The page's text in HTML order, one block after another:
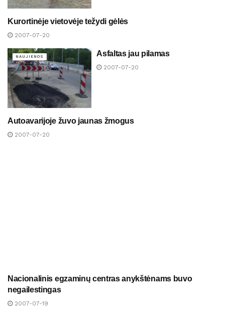
NAUJIENOS
Kurortinėje vietovėje težydi gėlės
2007-07-20
NAUJIENOS Asfaltas jau pilamas
2007-07-20
NAUJIENOS
Autoavarijoje žuvo jaunas žmogus
2007-07-20
NAUJIENOS
Nacionalinis egzaminų centras anykštėnams buvo
negailestingas
2007-07-19